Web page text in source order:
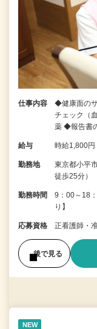
仕事内容
◆健康面の
チェック（
薬 ◆報告書
給与 時給1,800
勤務地
東京都小平
徒歩25分）
勤務時間
9：00～18
り】
応募資格 正看護師・
後で見る
NEW